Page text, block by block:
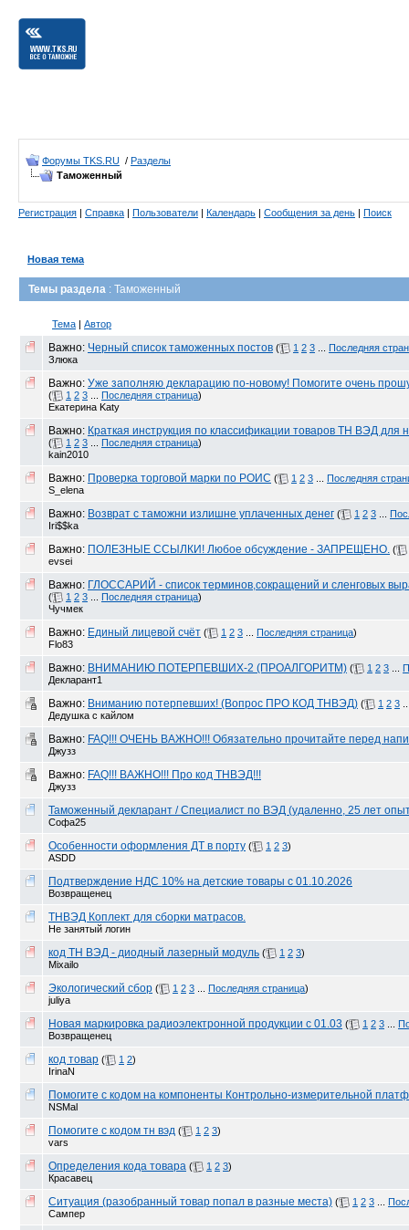
Форумы TKS.RU / Разделы
Таможенный
Регистрация | Справка | Пользователи | Календарь | Сообщения за день | Поиск
Новая тема
Темы раздела : Таможенный
Тема | Автор
Важно: Черный список таможенных постов ( 1 2 3
Последняя
Злюка
Важно: Уже заполняю декларацию по-новому! Помогите очень
( 1 2 3 Последняя страница)
Екатерина Katy
Важно: Краткая инструкция по классификации товаров ТН ВЭД для
( 1 2 3 Последняя страница)
kain2010
Важно: Проверка торговой марки по РОИС ( 1 2 3
Последняя
S_elena
Важно: Возврат с таможни излишне уплаченных денег ( 1 2 3
Iri$$ka
Важно: ПОЛЕЗНЫЕ ССЫЛКИ! Любое обсуждение - ЗАПРЕЩЕНО. (
evsei
Важно: ГЛОССАРИЙ - список терминов,сокращений и сленговых
( 1 2 3 Последняя страница)
Чучмек
Важно: Единый лицевой счёт ( 1 2 3 Последняя страница)
Flo83
Важно: ВНИМАНИЮ ПОТЕРПЕВШИХ-2 (ПРОАЛГОРИТМ) ( 1 2 3
Декларант1
Важно: Вниманию потерпевших! (Вопрос ПРО КОД ТНВЭД) ( 1 2 3
Дедушка с кайлом
Важно: FAQ!!! ОЧЕНЬ ВАЖНО!!! Обязательно прочитайте перед
Джузз
Важно: FAQ!!! ВАЖНО!!! Про код ТНВЭД!!!
Джузз
Таможенный декларант / Специалист по ВЭД (удаленно, 25 лет
Софа25
Особенности оформления ДТ в порту ( 1 2 3)
ASDD
Подтверждение НДС 10% на детские товары с 01.10.2026
Возвращенец
ТНВЭД Коплект для сборки матрасов.
Не занятый логин
код ТН ВЭД - диодный лазерный модуль ( 1 2 3)
Mixailo
Экологический сбор ( 1 2 3 Последняя страница)
juliya
Новая маркировка радиоэлектронной продукции с 01.03 ( 1 2 3
Возвращенец
код товар ( 1 2)
IrinaN
Помогите с кодом на компоненты Контрольно-измерительной
NSMal
Помогите с кодом тн вэд ( 1 2 3)
vars
Определения кода товара ( 1 2 3)
Красавец
Ситуация (разобранный товар попал в разные места) ( 1 2 3
Сампер